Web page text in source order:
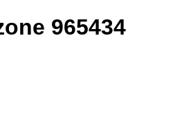
965434